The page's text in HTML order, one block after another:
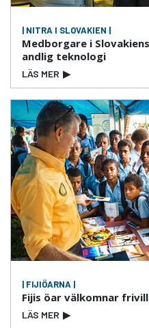
| NITRA I SLOVAKIEN |
Medborgare i
andlig teknologi
LÄS MER ▶
| FIJIÖARNA |
Fijis öar välkomnar
LÄS MER ▶